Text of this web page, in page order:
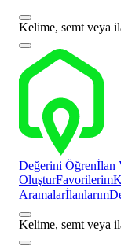
Kelime, semt veya
Değerini Öğrenİlan
OluşturFavorilerim
Aramalarİlanlarım
Kelime, semt veya